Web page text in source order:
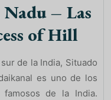
– Las
of Hill
de la India, Situado
es uno de los
de la India.